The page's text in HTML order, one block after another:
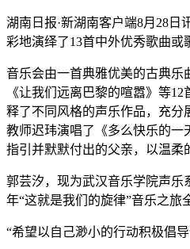
湖南日报·新湖南客户端8月28
彩地演绎了13首中外优秀歌曲或
音乐会由一首典雅优美的古典乐
《让我们远离巴黎的喧嚣》等
释了不同风格的声乐作品，充分
教师迟玮演唱了《多么快乐的一
指引并默默付出的父亲，以温柔
郭芸汐，现为武汉音乐学院声乐
年“这就是我们的旋律”音乐之旅
“希望以自己渺小的行动积极倡